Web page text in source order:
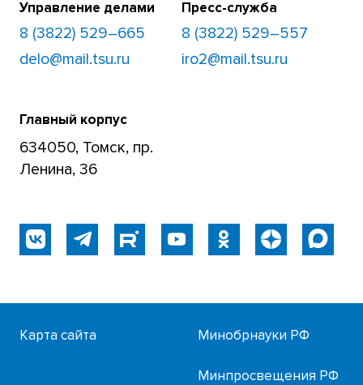
Управление делами
8 (3822) 529–665
delo@mail.tsu.ru
Пресс-служба
8 (3822) 529–557
iro2@mail.tsu.ru
Главный корпус
634050, Томск, пр.
Ленина, 36
Карта сайта Минобрнауки РФ
Минпросвещения РФ